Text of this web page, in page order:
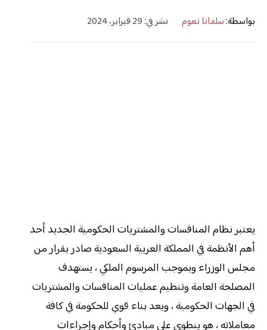
بواسطة:سلفانا نعوم نشر في: 29 فبراير، 2024
يعتبر نظام المنافسات والمشتريات الحكومية الجديد أحد
أهم الأنظمة في المملكة العربية السعودية صادر بقرار من
مجلس الوزراء وبموجب المرسوم الملكي ، يستهدف
المصلحة العامة وتنظيم عمليات المنافسات والمشتريات
في الجهات الحكومية ، ويعد بناء قوي للحكومة في كافة
معاملاته ، هو ينطوي على مبادئ وأحكام وإجراءات